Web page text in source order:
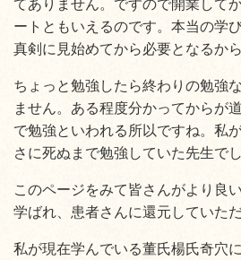
てありません。ですので開業して
ートともいえるのです。本当の学
真剣に見始めてから必要となるから
ちょっと勉強したら終わりの勉強
ません。ある程度分かってからが
で勉強といわれる所以ですね。私
さに死ぬまで勉強していた先生でし
このページをみて皆さんがより良
学ばれ、患者さんに還元していた
私が現在学んでいる董氏楊氏奇穴